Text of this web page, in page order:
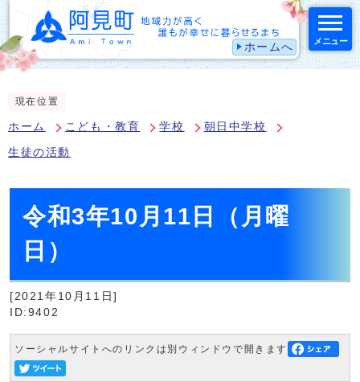
ホームへ メニュー
現在位置
ホーム こども・教育 学校 朝日中学校
生徒の活動
令和3年10月11日（月曜
日）
[2021年10月11日]
ID:9402
ソーシャルサイトへのリンクは別ウィンドウで開きます